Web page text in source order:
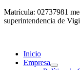
Matrícula: 02737981
superintendencia de
Inicio
Empresa